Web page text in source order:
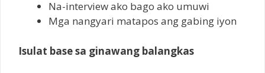
Na-interview ako bago ako umuwi
Mga nangyari matapos ang gabing iyon
Isulat base sa ginawang balangkas